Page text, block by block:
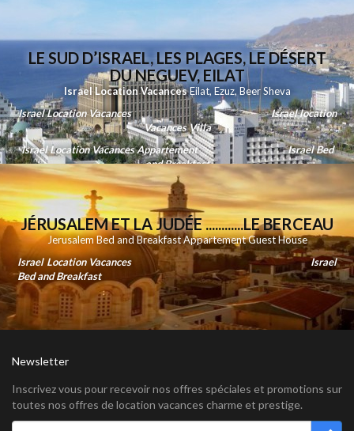
LE SUD D’ISRAEL, LES PLAGES, LE DÉSERT
DU NEGUEV, EILAT
Israel Location VacancesEilat, Ezuz, Beer Sheva
Israel Location Vacances
Israel location
Vacances Villa
Israel Location Vacances Appartement
Israel Bed
and Breakfast
JÉRUSALEM ET LA JUDÉE ............LE BERCEAU
Jerusalem Bed and Breakfast Appartement Guest House
Israel Location Vacances
Israel
Bed and Breakfast
Newsletter
Inscrivez vous pour recevoir nos offres spéciales et promotions sur
toutes nos offres de location vacances charme et prestige.